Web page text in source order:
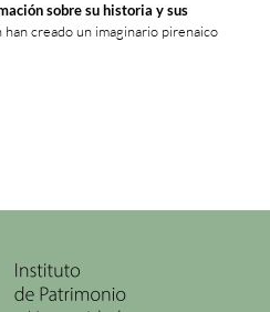
sobre su historia y sus
han creado un imaginario pirenaico